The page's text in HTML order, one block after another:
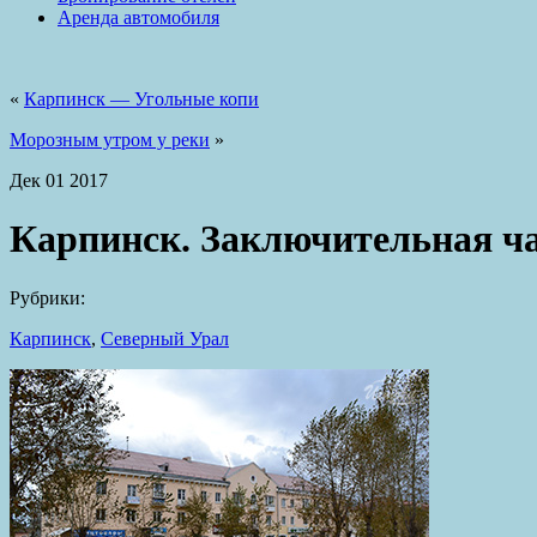
Аренда автомобиля
« Карпинск — Угольные копи
Морозным утром у реки »
Дек 01 2017
Карпинск. Заключительная
Рубрики:
Карпинск, Северный Урал